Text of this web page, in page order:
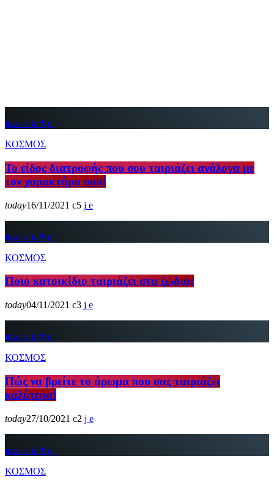
insert_link
ΚΟΣΜΟΣ
Το είδος διατροφής που σου ταιριάζει ανάλογα με
τον χαρακτήρα σου!
today16/11/2021 5
insert_link
ΚΟΣΜΟΣ
Ποιο κατοικίδιο ταιριάζει στα ζώδια;
today04/11/2021 3
insert_link
ΚΟΣΜΟΣ
Πώς να βρείτε το άρωμα που σας ταιριάζει
καλύτερα!
today27/10/2021 2
insert_link
ΚΟΣΜΟΣ